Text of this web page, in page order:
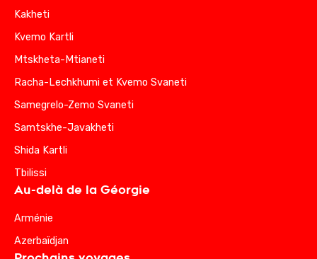
Kakheti
Kvemo Kartli
Mtskheta-Mtianeti
Racha-Lechkhumi et Kvemo Svaneti
Samegrelo-Zemo Svaneti
Samtskhe-Javakheti
Shida Kartli
Tbilissi
Au-delà de la Géorgie
Arménie
Azerbaïdjan